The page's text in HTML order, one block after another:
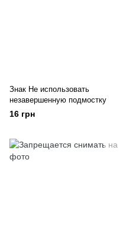
Знак Не использовать
незавершенную подмостку
16 грн